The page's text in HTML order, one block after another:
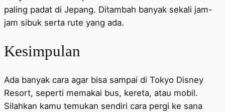
paling padat di Jepang. Ditambah banyak sekali jam-
jam sibuk serta rute yang ada.
Kesimpulan
Ada banyak cara agar bisa sampai di Tokyo Disney
Resort, seperti memakai bus, kereta, atau mobil.
Silahkan kamu temukan sendiri cara pergi ke sana